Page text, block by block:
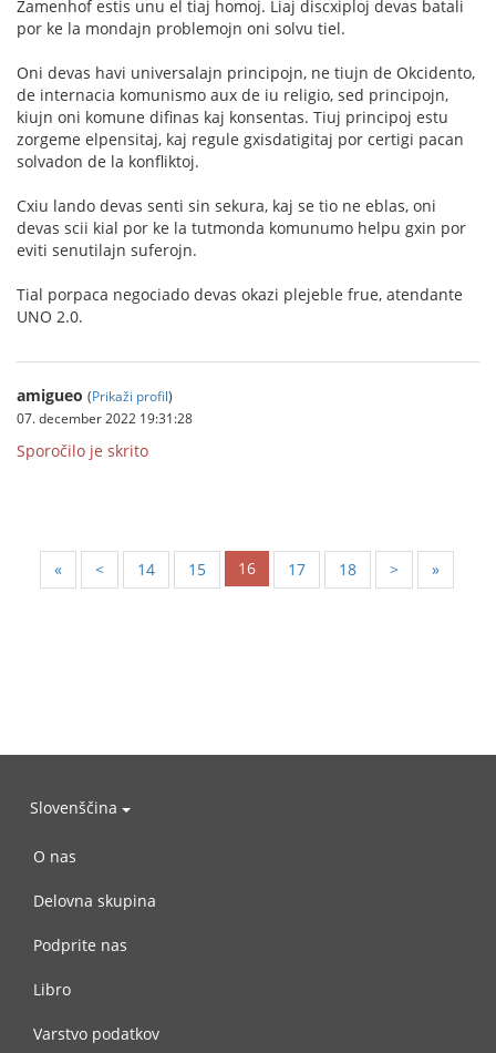
Zamenhof estis unu el tiaj homoj. Liaj discxiploj devas batali
por ke la mondajn problemojn oni solvu tiel.
Oni devas havi universalajn principojn, ne tiujn de Okcidento,
de internacia komunismo aux de iu religio, sed principojn,
kiujn oni komune difinas kaj konsentas. Tiuj principoj estu
zorgeme elpensitaj, kaj regule gxisdatigitaj por certigi pacan
solvadon de la konfliktoj.
Cxiu lando devas senti sin sekura, kaj se tio ne eblas, oni
devas scii kial por ke la tutmonda komunumo helpu gxin por
eviti senutilajn suferojn.
Tial porpaca negociado devas okazi plejeble frue, atendante
UNO 2.0.
amigueo (Prikaži profil)
07. december 2022 19:31:28
Sporočilo je skrito
« < 14 15 16 17 18 > »
Slovenščina
O nas
Delovna skupina
Podprite nas
Libro
Varstvo podatkov